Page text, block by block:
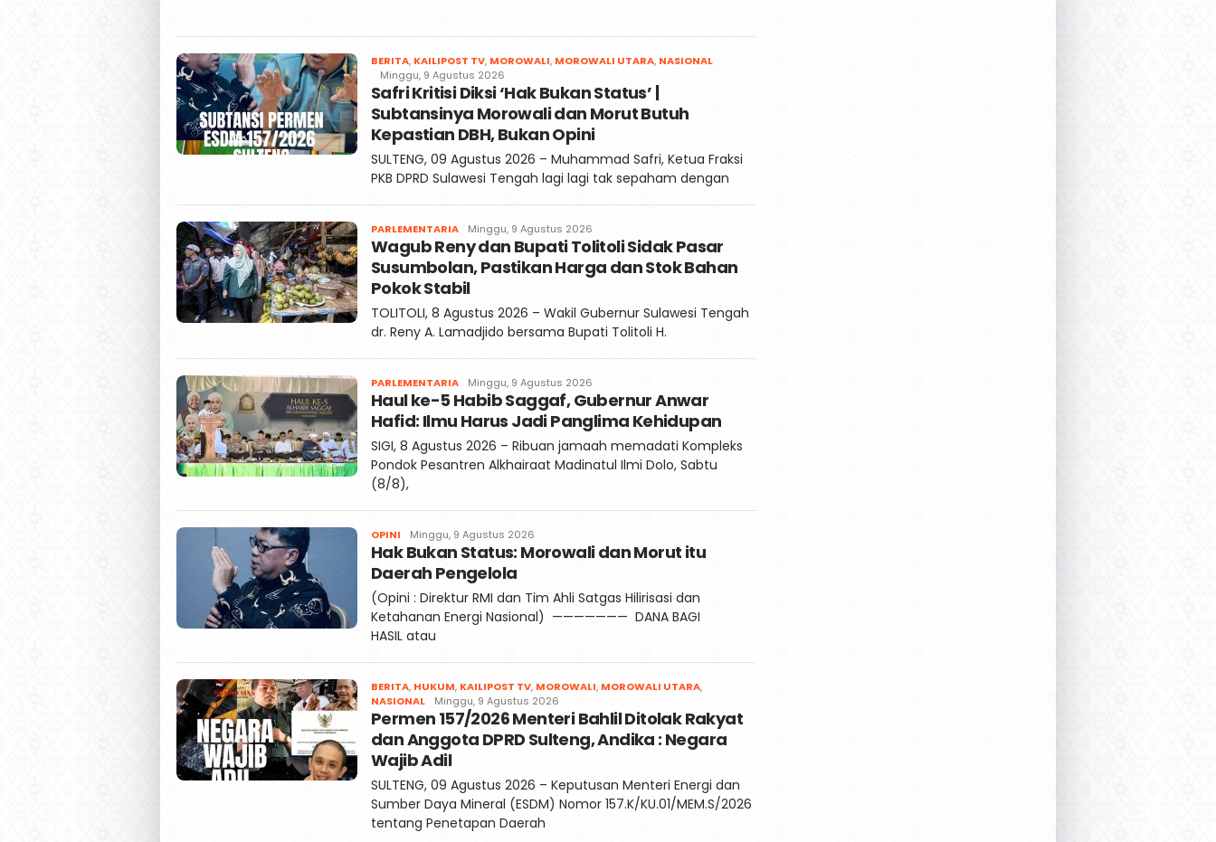
BERITA, KAILIPOST TV, MOROWALI, MOROWALI UTARA, NASIONALRedaksi
Minggu, 9 Agustus 2026
Safri Kritisi Diksi ‘Hak Bukan Status’ |
Subtansinya Morowali dan Morut Butuh
Kepastian DBH, Bukan Opini
SULTENG, 09 Agustus 2026 – Muhammad Safri, Ketua Fraksi
PKB DPRD Sulawesi Tengah lagi lagi tak sepaham dengan
PARLEMENTARIAFaqih
Minggu, 9 Agustus 2026
Wagub Reny dan Bupati Tolitoli Sidak Pasar
Susumbolan, Pastikan Harga dan Stok Bahan
Pokok Stabil
TOLITOLI, 8 Agustus 2026 – Wakil Gubernur Sulawesi Tengah
dr. Reny A. Lamadjido bersama Bupati Tolitoli H.
PARLEMENTARIAFaqih
Minggu, 9 Agustus 2026
Haul ke-5 Habib Saggaf, Gubernur Anwar
Hafid: Ilmu Harus Jadi Panglima Kehidupan
SIGI, 8 Agustus 2026 – Ribuan jamaah memadati Kompleks
Pondok Pesantren Alkhairaat Madinatul Ilmi Dolo, Sabtu
(8/8),
OPINI Faqih
Minggu, 9 Agustus 2026
Hak Bukan Status: Morowali dan Morut itu
Daerah Pengelola
(Opini : Direktur RMI dan Tim Ahli Satgas Hilirisasi dan
Ketahanan Energi Nasional) ——————— DANA BAGI
HASIL atau
BERITA, HUKUM, KAILIPOST TV, MOROWALI, MOROWALI UTARA,
NASIONALRedaksi
Kaili
Post
Minggu, 9 Agustus 2026
Permen 157/2026 Menteri Bahlil Ditolak Rakyat
dan Anggota DPRD Sulteng, Andika : Negara
Wajib Adil
SULTENG, 09 Agustus 2026 – Keputusan Menteri Energi dan
Sumber Daya Mineral (ESDM) Nomor 157.K/KU.01/MEM.S/2026
tentang Penetapan Daerah